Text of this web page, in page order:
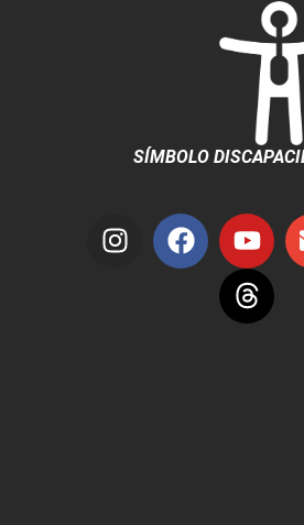
SÍMBOLO